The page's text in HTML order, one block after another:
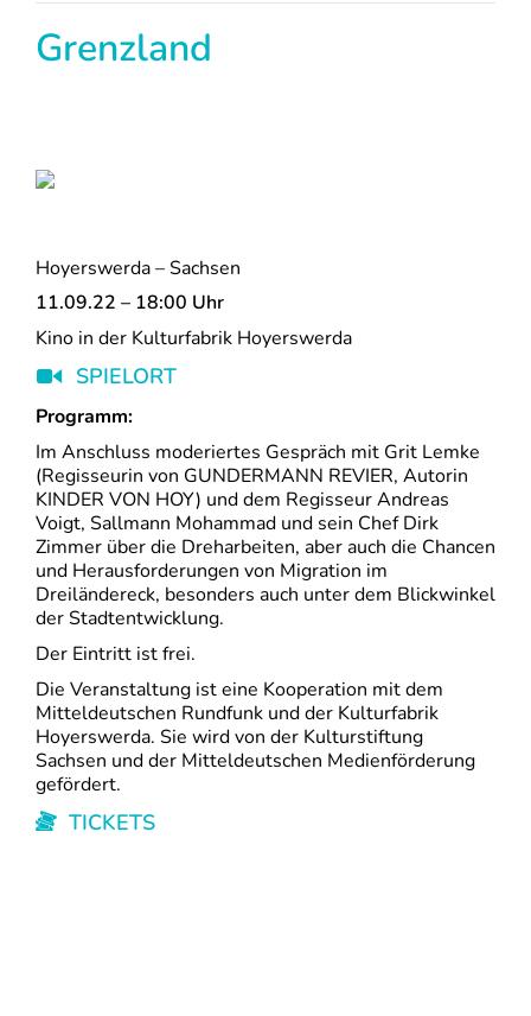
Grenzland
Hoyerswerda – Sachsen
11.09.22 – 18:00 Uhr
Kino in der Kulturfabrik Hoyerswerda
SPIELORT
Programm:
Im Anschluss moderiertes Gespräch mit Grit Lemke
(Regisseurin von GUNDERMANN REVIER, Autorin
KINDER VON HOY) und dem Regisseur Andreas
Voigt, Sallmann Mohammad und sein Chef Dirk
Zimmer über die Dreharbeiten, aber auch die Chancen
und Herausforderungen von Migration im
Dreiländereck, besonders auch unter dem Blickwinkel
der Stadtentwicklung.
Der Eintritt ist frei.
Die Veranstaltung ist eine Kooperation mit dem
Mitteldeutschen Rundfunk und der Kulturfabrik
Hoyerswerda. Sie wird von der Kulturstiftung
Sachsen und der Mitteldeutschen Medienförderung
gefördert.
TICKETS